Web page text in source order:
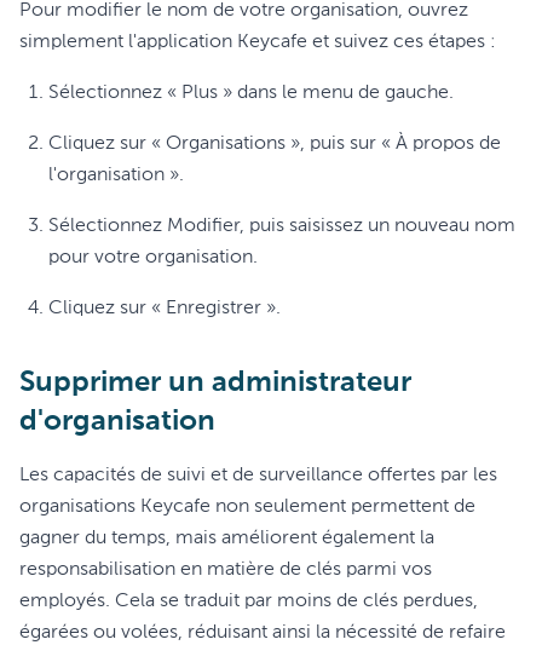
Pour modifier le nom de votre organisation, ouvrez
simplement l'application Keycafe et suivez ces étapes :
Sélectionnez « Plus » dans le menu de gauche.
Cliquez sur « Organisations », puis sur « À propos de
l'organisation ».
Sélectionnez Modifier, puis saisissez un nouveau nom
pour votre organisation.
Cliquez sur « Enregistrer ».
Supprimer un administrateur
d'organisation
Les capacités de suivi et de surveillance offertes par les
organisations Keycafe non seulement permettent de
gagner du temps, mais améliorent également la
responsabilisation en matière de clés parmi vos
employés. Cela se traduit par moins de clés perdues,
égarées ou volées, réduisant ainsi la nécessité de refaire